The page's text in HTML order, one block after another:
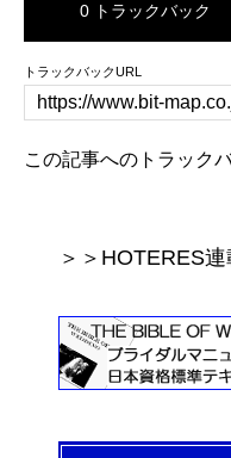
0 トラックバック
トラックバックURL
この記事へのトラック
＞＞HOTERES